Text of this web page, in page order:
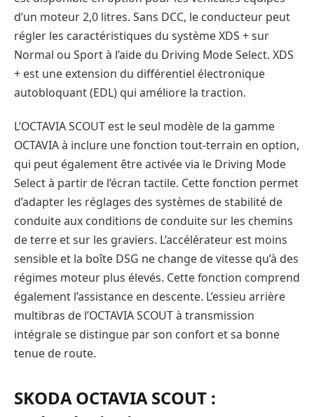
d’un moteur 2,0 litres. Sans DCC, le conducteur peut
régler les caractéristiques du système XDS + sur
Normal ou Sport à l’aide du Driving Mode Select. XDS
+ est une extension du différentiel électronique
autobloquant (EDL) qui améliore la traction.
L’OCTAVIA SCOUT est le seul modèle de la gamme
OCTAVIA à inclure une fonction tout-terrain en option,
qui peut également être activée via le Driving Mode
Select à partir de l’écran tactile. Cette fonction permet
d’adapter les réglages des systèmes de stabilité de
conduite aux conditions de conduite sur les chemins
de terre et sur les graviers. L’accélérateur est moins
sensible et la boîte DSG ne change de vitesse qu’à des
régimes moteur plus élevés. Cette fonction comprend
également l’assistance en descente. L’essieu arrière
multibras de l’OCTAVIA SCOUT à transmission
intégrale se distingue par son confort et sa bonne
tenue de route.
SKODA OCTAVIA SCOUT :